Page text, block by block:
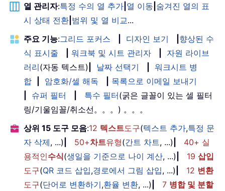
열 관리자:특정 수의 열 추가 열 이동 숨겨진 열의 표
시 상태 전환 범위 및 열 비교...
주요 기능:그리드 포커스 디자인 보기
향상된 수
식 표시줄
워크북 및 시트 관리자
자원 라이브
러리(자동 텍스트) 날짜 선택기
워크시트 병
합
암호화/셀 해독
목록으로 이메일 보내기
슈퍼 필터 특수 필터(굵은 글꼴이 있는 셀 필터
링/기울임꼴/취소선。。。) 。。。
상위 15 도구 모음:12 텍스트도구(텍스트 추가,특정 문
자 삭제, ...) 50+차트유형(간트 차트, ...)
40+ 실
용적인수식(생일을 기준으로 나이 계산, ...) 19 삽입
도구(QR 코드 삽입,경로에서 그림 삽입, ...) 12 변환
도구(단어로 변환하기,환율 변환, ...) 7 병합 및 분할